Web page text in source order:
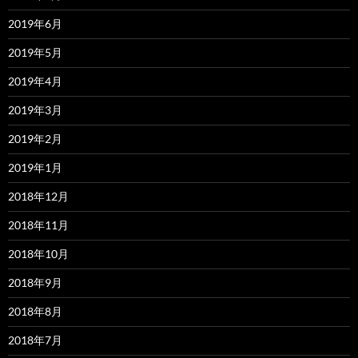
2019年6月
2019年5月
2019年4月
2019年3月
2019年2月
2019年1月
2018年12月
2018年11月
2018年10月
2018年9月
2018年8月
2018年7月